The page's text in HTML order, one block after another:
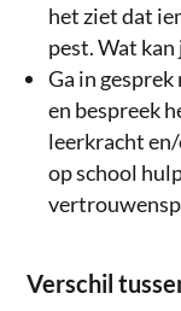
het ziet dat
pest. Wat kan
Ga in
en bespreek
leerkracht
op school
Verschil